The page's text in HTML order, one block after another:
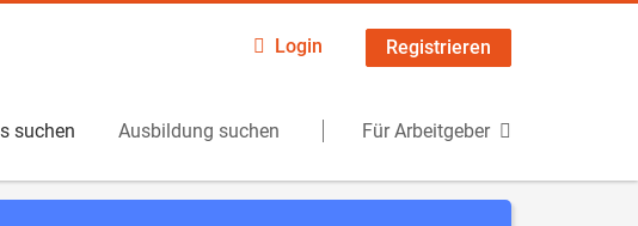
Login Registrieren
suchen Ausbildung suchen Für Arbeitgeber